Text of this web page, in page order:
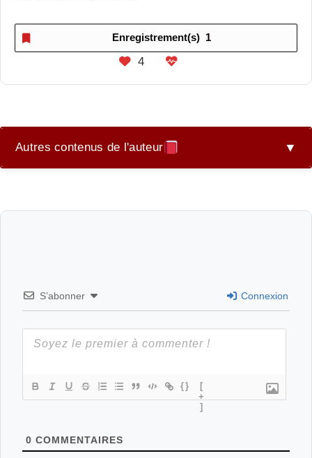
Enregistrement(s) 1
4
Autres contenus de l'auteur ▼
S’abonner Connexion
{}
[
+
]
0 COMMENTAIRES